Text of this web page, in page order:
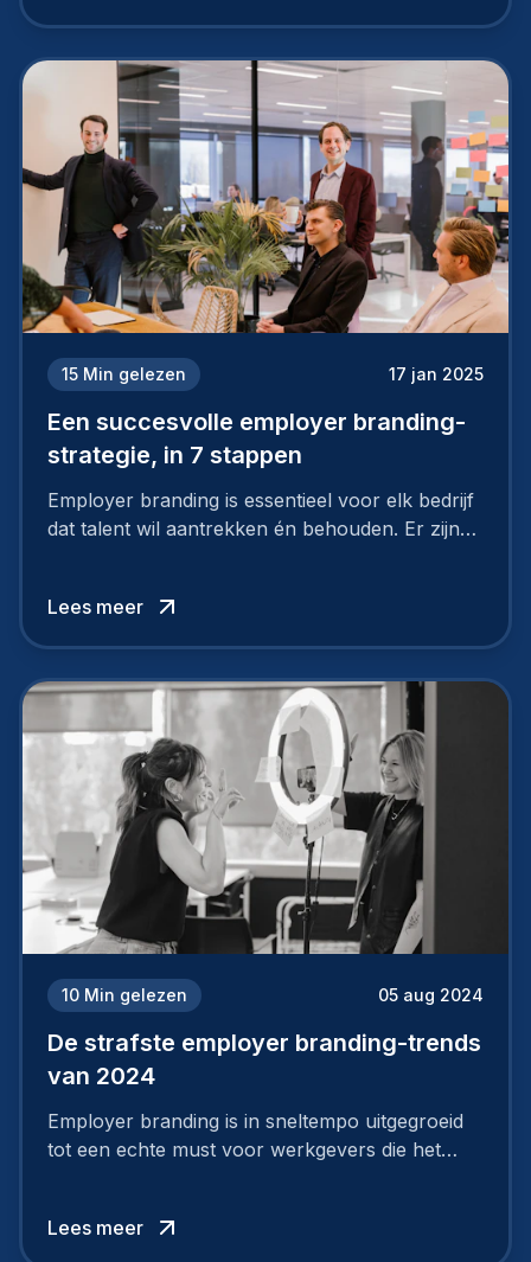
15 Min gelezen 17 jan 2025
Een succesvolle employer branding-
strategie, in 7 stappen
Employer branding is essentieel voor elk bedrijf
dat talent wil aantrekken én behouden. Er zijn
niet van vandaag op morgen. Hoe pak je dat
aan, starten met employer branding?
Lees meer
10 Min gelezen 05 aug 2024
De strafste employer branding-trends
van 2024
Employer branding is in sneltempo uitgegroeid
tot een echte must voor werkgevers die het
Lees meer